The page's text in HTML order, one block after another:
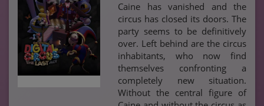
Caine has vanished and the
circus has closed its doors. The
party seems to be definitively
over. Left behind are the circus
inhabitants, who now find
themselves confronting a
completely new situation.
Without the central figure of